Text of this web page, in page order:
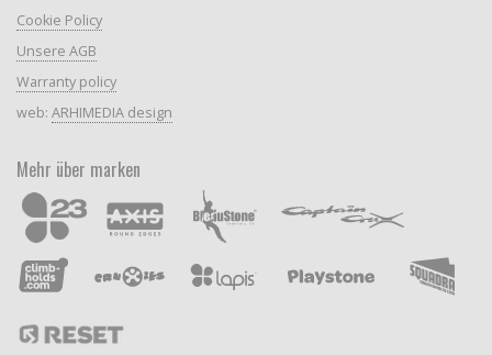
Cookie Policy
Unsere AGB
Warranty policy
web: ARHIMEDIA design
Mehr über marken